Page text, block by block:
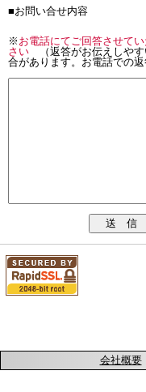
■お問い合せ内容
※ お電話にてご回答させて
さい （返答がお伝えしやす
合があります。お電話での
送 信
会社概要